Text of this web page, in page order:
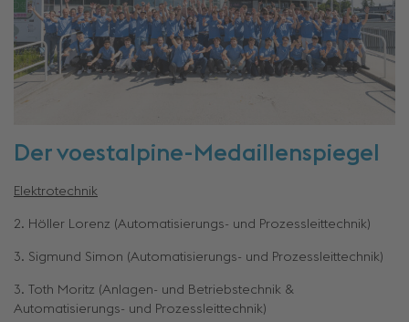
Der voestalpine-Medaillenspiegel
Elektrotechnik
2. Höller Lorenz (Automatisierungs- und Prozessleittechnik)
3. Sigmund Simon (Automatisierungs- und Prozessleittechnik)
3. Toth Moritz (Anlagen- und Betriebstechnik &
Automatisierungs- und Prozessleittechnik)